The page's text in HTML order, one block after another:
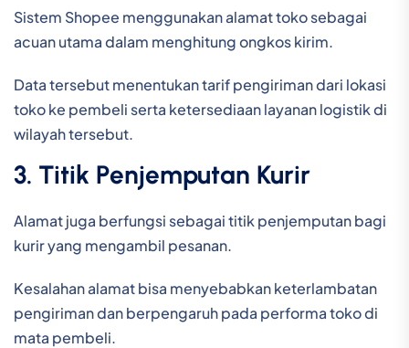
Sistem Shopee menggunakan alamat toko sebagai
acuan utama dalam menghitung ongkos kirim.
Data tersebut menentukan tarif pengiriman dari lokasi
toko ke pembeli serta ketersediaan layanan logistik di
wilayah tersebut.
3. Titik Penjemputan Kurir
Alamat juga berfungsi sebagai titik penjemputan bagi
kurir yang mengambil pesanan.
Kesalahan alamat bisa menyebabkan keterlambatan
pengiriman dan berpengaruh pada performa toko di
mata pembeli.